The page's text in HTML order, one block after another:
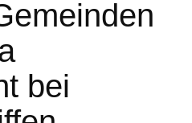
bei